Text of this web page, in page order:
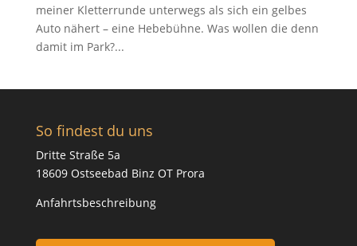
meiner Kletterrunde unterwegs als sich ein gelbes
Auto nähert – eine Hebebühne. Was wollen die denn
damit im Park?...
So findest du uns
Dritte Straße 5a
18609 Ostseebad Binz OT Prora
Anfahrtsbeschreibung